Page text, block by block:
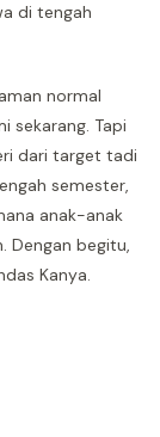
di tengah
normal
sekarang. Tapi
dari target tadi
semester,
anak-anak
Dengan begitu,
Kanya.